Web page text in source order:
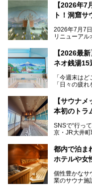
【2026年
ト！洞窟
2026年7月7
リニューアル
レトロでノ
を知る地元
る、今の時代
ビアバーな
す。充実し
【2026最
ネオ銭湯15
「今週末は
「日々の疲
となってい
最近、SNSや
本記事では、
いおしゃれな
します。
【サウナ
本初のトラ
SNSで“行っ
京・JR大井町
ツァ大井町ト
ポ―トします
都内で泊ま
ホテルや女
個性豊かなサ
業のサウナ施